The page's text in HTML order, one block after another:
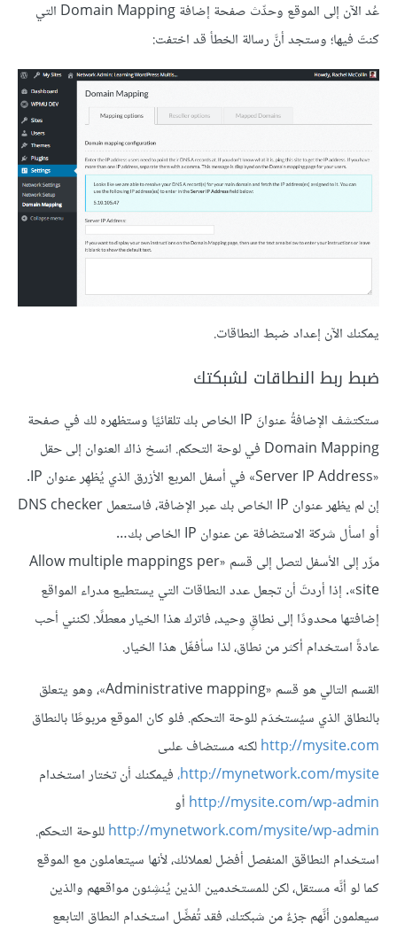
عُد الآن إلى الموقع وحدِّث صفحة إضافة Domain Mapping التي
كنتَ فيها؛ وستجد أنَّ رسالة الخطأ قد اختفت:
يمكنك الآن إعداد ضبط النطاقات.
ضبط ربط النطاقات لشبكتك
ستكتشف الإضافةُ عنوانَ IP الخاص بك تلقائيًا وستظهره لك في صفحة
Domain Mapping في لوحة التحكم. انسخ ذاك العنوان إلى حقل
«Server IP Address» في أسفل المربع الأزرق الذي يُظهِر عنوان IP.
إن لم يظهر عنوان IP الخاص بك عبر الإضافة، فاستعمل DNS checker
أو اسأل شركة الاستضافة عن عنوان IP الخاص بك…
مرِّر إلى الأسفل لتصل إلى قسم «Allow multiple mappings per
site». إذا أردتَ أن تجعل عدد النطاقات التي يستطيع مدراء المواقع
إضافتها محدودًا إلى نطاقٍ وحيد، فاترك هذا الخيار معطلًا. لكنني أحب
عادةً استخدام أكثر من نطاق، لذا سأفعِّل هذا الخيار.
القسم التالي هو قسم «Administrative mapping»، وهو يتعلق
بالنطاق الذي سيُستخدَم للوحة التحكم. فلو كان الموقع مربوطًا بالنطاق
http://mysite.comلكنه مستضاف علىى
http://mynetwork.com/mysite، فيمكنك أن تختار استخدام
http://mysite.com/wp-admin أو
http://mynetwork.com/mysite/wp-adminللوحة التحكم.
استخدام النطاقق المنفصل أفضل لعملائك، لأنها سيتعاملون مع الموقع
كما لو أنَّه مستقل، لكن للمستخدمين الذين يُنشِئون مواقعهم والذين
سيعلمون أنَّهم جزءٌ من شبكتك، فقد تُفضِّل استخدام النطاق التابعع